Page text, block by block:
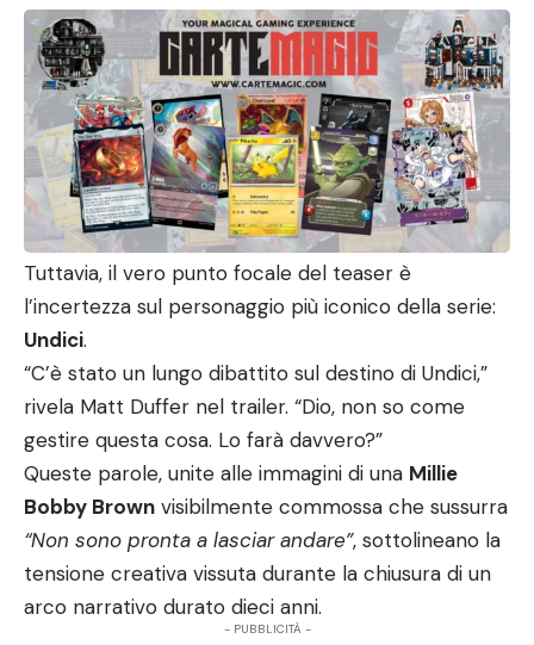
Tuttavia, il vero punto focale del teaser è
l’incertezza sul personaggio più iconico della serie:
Undici.
“C’è stato un lungo dibattito sul destino di Undici,”
rivela Matt Duffer nel trailer. “Dio, non so come
gestire questa cosa. Lo farà davvero?”
Queste parole, unite alle immagini di una Millie
Bobby Brown visibilmente commossa che sussurra
“Non sono pronta a lasciar andare”, sottolineano la
tensione creativa vissuta durante la chiusura di un
arco narrativo durato dieci anni.
- PUBBLICITÀ -